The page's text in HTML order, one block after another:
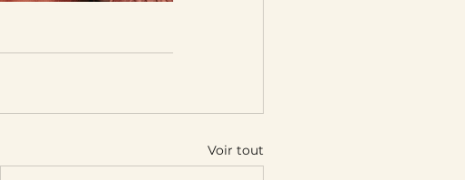
Voir tout